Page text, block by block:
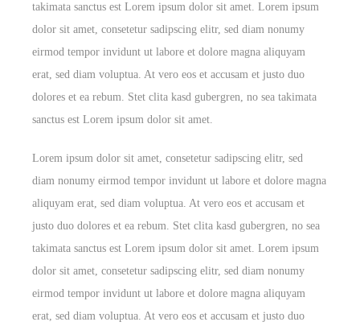
takimata sanctus est Lorem ipsum dolor sit amet. Lorem ipsum
dolor sit amet, consetetur sadipscing elitr, sed diam nonumy
eirmod tempor invidunt ut labore et dolore magna aliquyam
erat, sed diam voluptua. At vero eos et accusam et justo duo
dolores et ea rebum. Stet clita kasd gubergren, no sea takimata
sanctus est Lorem ipsum dolor sit amet.
Lorem ipsum dolor sit amet, consetetur sadipscing elitr, sed
diam nonumy eirmod tempor invidunt ut labore et dolore magna
aliquyam erat, sed diam voluptua. At vero eos et accusam et
justo duo dolores et ea rebum. Stet clita kasd gubergren, no sea
takimata sanctus est Lorem ipsum dolor sit amet. Lorem ipsum
dolor sit amet, consetetur sadipscing elitr, sed diam nonumy
eirmod tempor invidunt ut labore et dolore magna aliquyam
erat, sed diam voluptua. At vero eos et accusam et justo duo